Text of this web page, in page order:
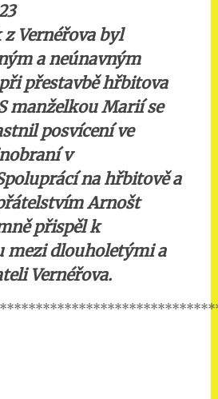
Vernéřova byl
a neúnavným
přestavbě hřbitova
manželkou Marií se
posvícení ve
v
na hřbitově a
Arnošt
přispěl k
mezi dlouholetými a
Vernéřova.